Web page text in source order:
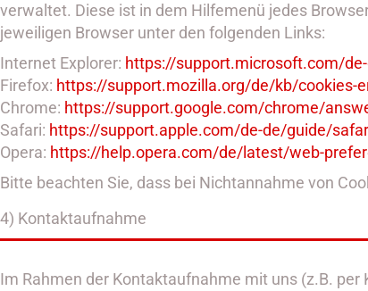
verwaltet. Diese ist in dem Hilfemenü jedes
jeweiligen Browser unter den folgenden Links:
Internet Explorer: https://support.microsoft.com/
Firefox: https://support.mozilla.org/de/kb/cookies-
Chrome: https://support.google.com/chrome/
Safari: https://support.apple.com/de-de/guide/
Opera: https://help.opera.com/de/latest/web-
Bitte beachten Sie, dass bei Nichtannahme von
4) Kontaktaufnahme
Im Rahmen der Kontaktaufnahme mit uns (z.B.